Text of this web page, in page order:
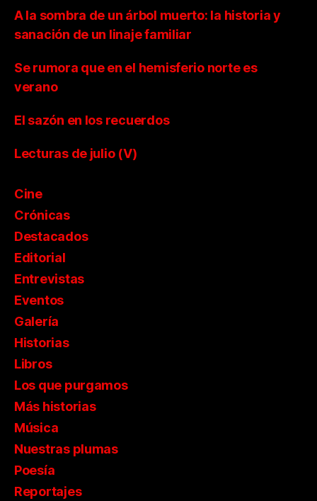
A la sombra de un árbol muerto: la historia y
sanación de un linaje familiar
Se rumora que en el hemisferio norte es
verano
El sazón en los recuerdos
Lecturas de julio (V)
Cine
Crónicas
Destacados
Editorial
Entrevistas
Eventos
Galería
Historias
Libros
Los que purgamos
Más historias
Música
Nuestras plumas
Poesía
Reportajes